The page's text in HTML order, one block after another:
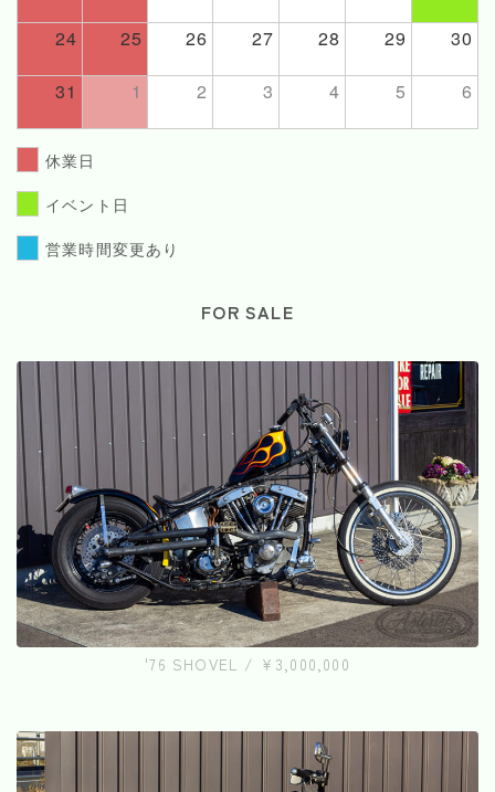
24 25 26 27 28 29 30
31 1 2 3 4 5 6
休業日
イベント日
営業時間変更あり
FOR SALE
'76 SHOVEL / ¥3,000,000